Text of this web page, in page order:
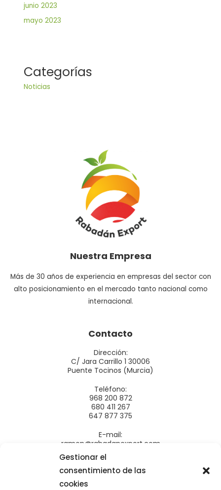
Gestionar el
consentimiento de las
cookies
junio 2023
mayo 2023
Categorías
Noticias
Nuestra Empresa
Más de 30 años de experiencia en empresas del sector con
alto posicionamiento en el mercado tanto nacional como
internacional.
Contacto
Dirección:
C/ Jara Carrillo 1 30006
Puente Tocinos (Murcia)
Teléfono:
968 200 872
680 411 267
647 877 375
E-mail:
ramon@rabadanexport.com
administracion@rabadanexport.com
Productos